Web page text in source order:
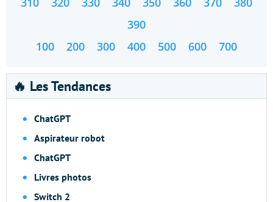
390
100
200 300 400 500 600 700
🔥 Les Tendances
ChatGPT
Aspirateur robot
ChatGPT
Livres photos
Switch 2